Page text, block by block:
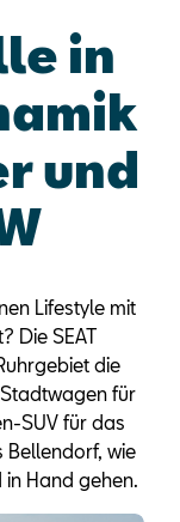
in
und
Lifestyle mit
Die SEAT
die
für
SUV für das
Bellendorf, wie
in Hand gehen.